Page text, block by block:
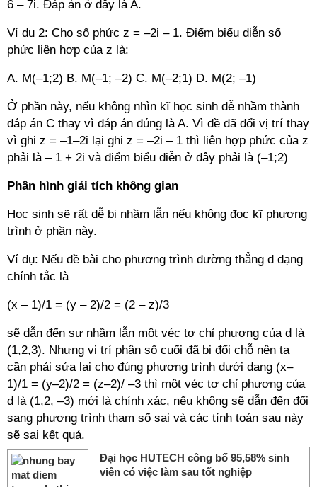
6 – 7i. Đáp án ở đây là A.
Ví dụ 2: Cho số phức z = –2i – 1. Điểm biểu diễn số
phức liên hợp của z là:
A. M(–1;2) B. M(–1; –2) C. M(–2;1) D. M(2; –1)
Ở phần này, nếu không nhìn kĩ học sinh dễ nhầm thành
đáp án C thay vì đáp án đúng là A. Vì đề đã đổi vị trí thay
vì ghi z = –1–2i lại ghi z = –2i – 1 thì liên hợp phức của z
phải là – 1 + 2i và điểm biểu diễn ở đây phải là (–1;2)
Phần hình giải tích không gian
Học sinh sẽ rất dễ bị nhầm lẫn nếu không đọc kĩ phương
trình ở phần này.
Ví dụ: Nếu đề bài cho phương trình đường thẳng d dạng
chính tắc là
(x – 1)/1 = (y – 2)/2 = (2 – z)/3
sẽ dẫn đến sự nhầm lẫn một véc tơ chỉ phương của d là
(1,2,3). Nhưng vị trí phân số cuối đã bị đổi chỗ nên ta
cần phải sửa lại cho đúng phương trình dưới dạng (x–
1)/1 = (y–2)/2 = (z–2)/ –3 thì một véc tơ chỉ phương của
d là (1,2, –3) mới là chính xác, nếu không sẽ dẫn đến đổi
sang phương trình tham số sai và các tính toán sau này
sẽ sai kết quả.
Đại học HUTECH công bố 95,58% sinh
viên có việc làm sau tốt nghiệp